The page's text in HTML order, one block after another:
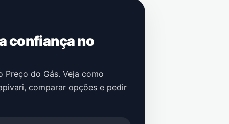
confiança no
do Gás. Veja como
, comparar opções e pedir